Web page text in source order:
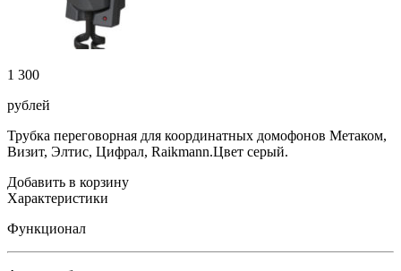
1 300
рублей
Трубка переговорная для координатных домофонов Метаком,
Визит, Элтис, Цифрал, Raikmann.Цвет серый.
Добавить в корзину
Характеристики
Функционал